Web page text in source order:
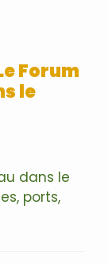
Forum
le
dans le
ports,